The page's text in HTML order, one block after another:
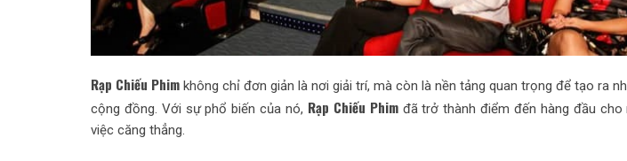
Rạp Chiếu Phim không chỉ đơn giản là nơi giải trí, mà còn là nền tảng quan trọng để tạo ra
cộng đồng. Với sự phổ biến của nó, Rạp Chiếu Phimđã trở thành điểm đến hàng đầu
việc căng thẳng.